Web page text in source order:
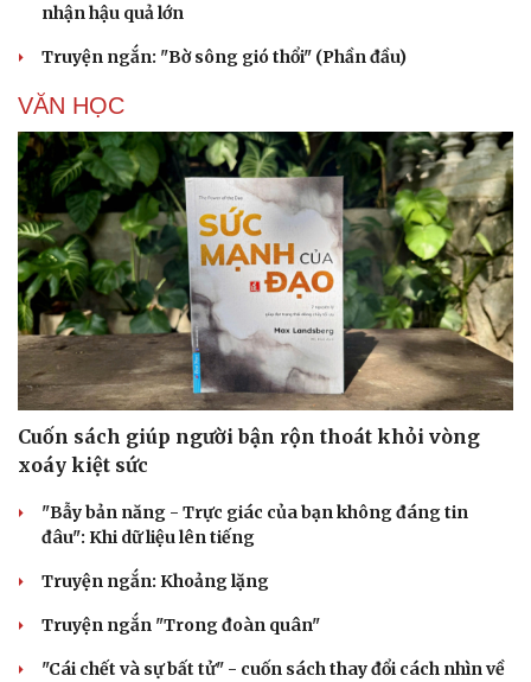
nhận hậu quả lớn
Truyện ngắn: "Bờ sông gió thổi" (Phần đầu)
VĂN HỌC
Cuốn sách giúp người bận rộn thoát khỏi vòng
xoáy kiệt sức
"Bẫy bản năng - Trực giác của bạn không đáng tin
đâu": Khi dữ liệu lên tiếng
Truyện ngắn: Khoảng lặng
Truyện ngắn "Trong đoàn quân"
"Cái chết và sự bất tử" - cuốn sách thay đổi cách nhìn về